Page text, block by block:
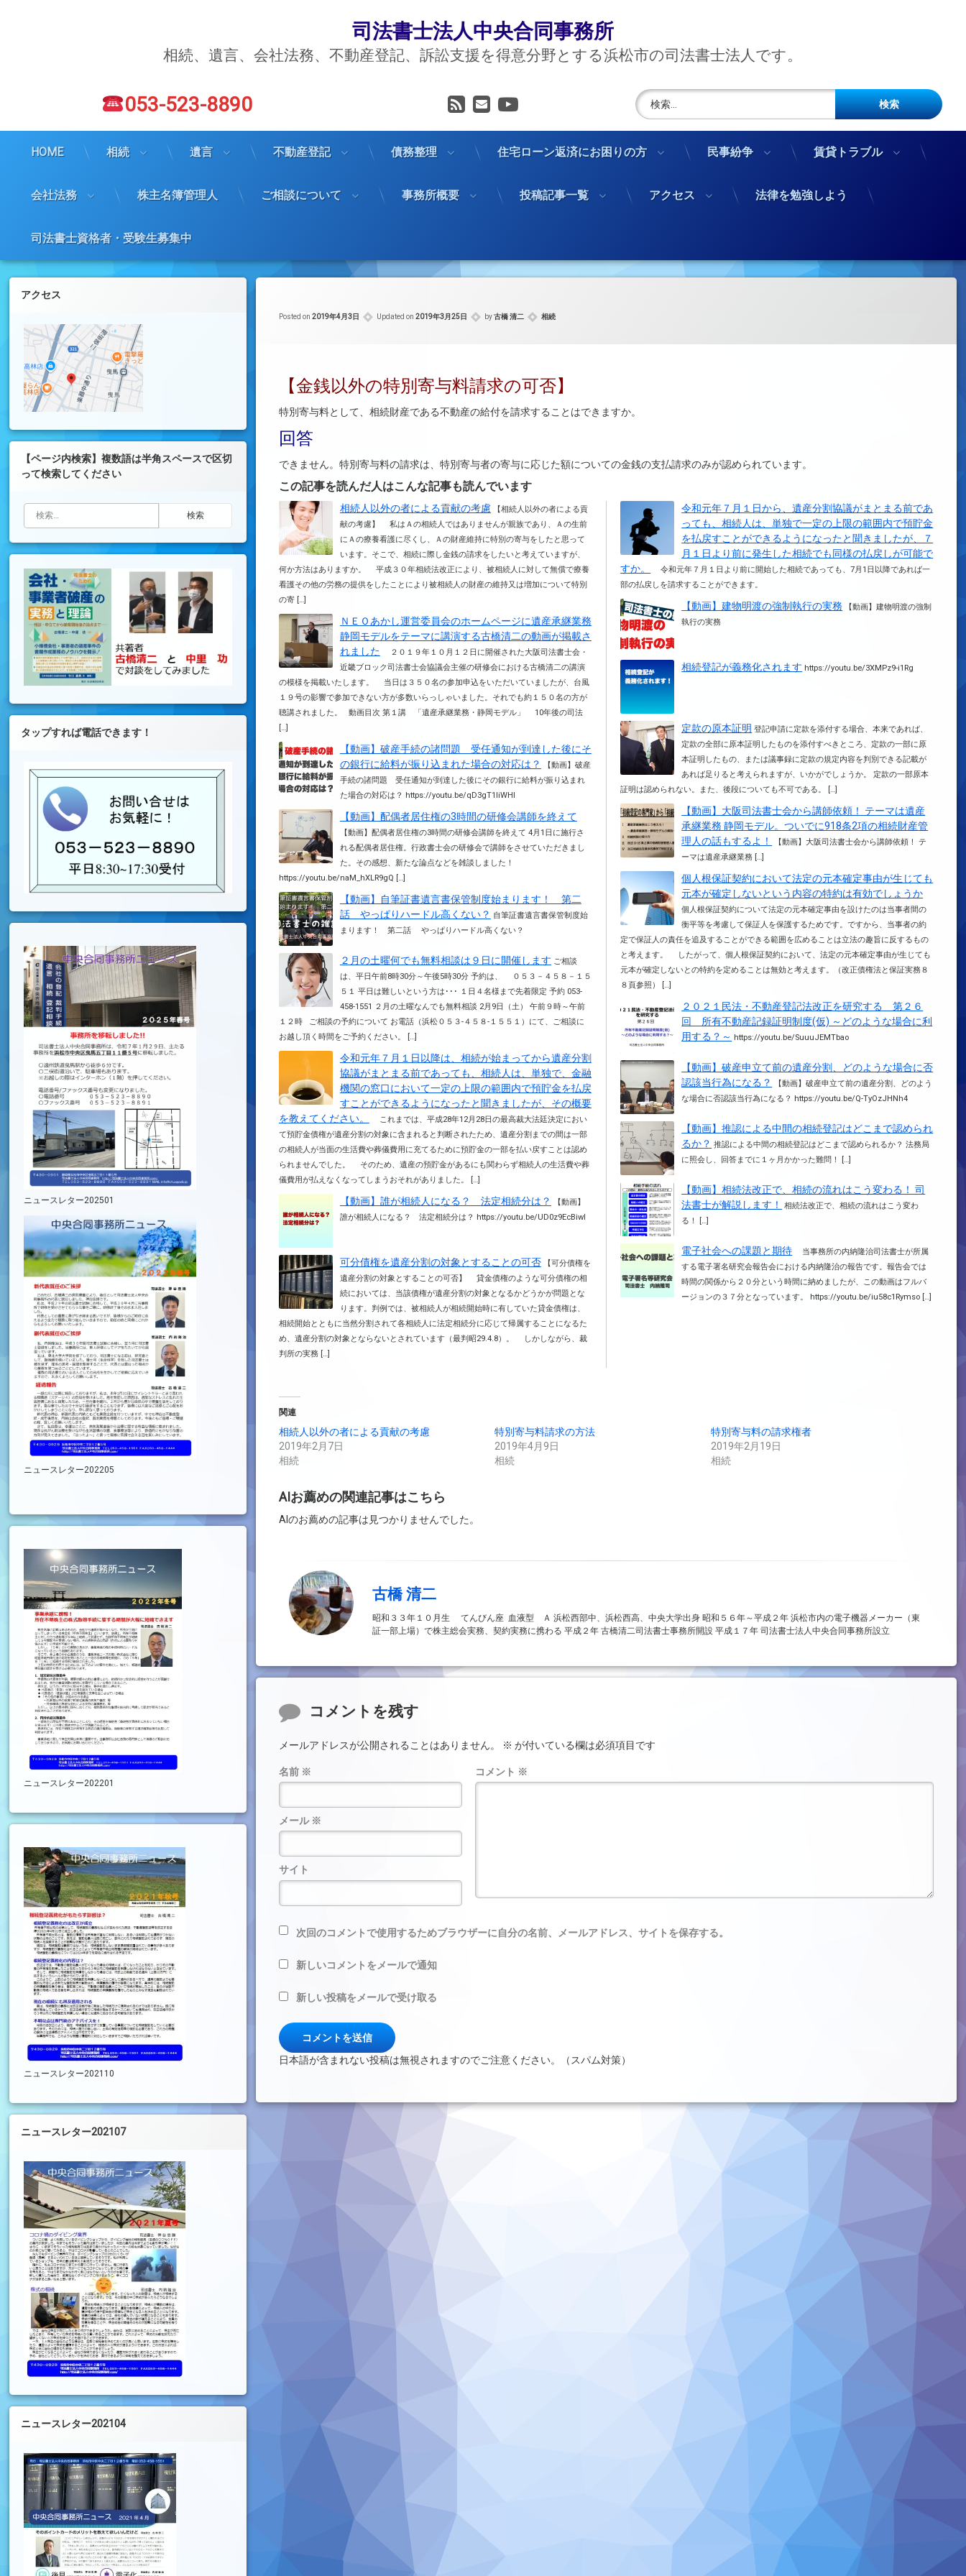
司法書士法人中央合同事務所
相続、遺言、会社法務、不動産登記、訴訟支援を得意分野とする浜松市の司法書士法人です。
電話番号:
053-523-8890 RSSメールアドレス
YouTube 検索:
HOME 相続 遺言 不動産登記 債務整理 住宅ローン返済にお困りの方 民事紛争 賃貸トラブル
会社法務 株主名簿管理人 ご相談について 事務所概要 投稿記事一覧 アクセス 法律を勉強しよう
司法書士資格者・受験生募集中
Posted on 2019年4月3日 Updated on 2019年3月25日 by古橋 清二 カテゴリー:
相続
【金銭以外の特別寄与料請求の可否】
特別寄与料として、相続財産である不動産の給付を請求することはできますか。
回答
できません。特別寄与料の請求は、特別寄与者の寄与に応じた額についての金銭の支払請求のみが認められています。
この記事を読んだ人はこんな記事も読んでいます
相続人以外の者による貢献の考慮
【相続人以外の者による貢
献の考慮】 私はＡの相続人ではありませんが親族であり、Ａの生前
にＡの療養看護に尽くし、Ａの財産維持に特別の寄与をしたと思って
います。そこで、相続に際し金銭の請求をしたいと考えていますが、
何か方法はありますか。 平成３０年相続法改正により、被相続人に対して無償で療養
看護その他の労務の提供をしたことにより被相続人の財産の維持又は増加について特別
の寄 […]
ＮＥＯあかし運営委員会のホームページに遺産承継業務
静岡モデルをテーマに講演する古橋清二の動画が掲載さ
れました
２０１９年１０月１２日に開催された大阪司法書士会・
近畿ブロック司法書士会協議会主催の研修会における古橋清二の講演
の模様を掲載いたします。 当日は３５０名の参加申込をいただいていましたが、台風
１９号の影響で参加できない方が多数いらっしゃいました。それでも約１５０名の方が
聴講されました。 動画目次 第１講 「遺産承継業務・静岡モデル」 10年後の司法
[…]
【動画】破産手続の諸問題 受任通知が到達した後にそ
の銀行に給料が振り込まれた場合の対応は？
【動画】破産
手続の諸問題 受任通知が到達した後にその銀行に給料が振り込まれ
た場合の対応は？ https://youtu.be/qD3gT1liWHI
【動画】配偶者居住権の3時間の研修会講師を終えて
【動画】配偶者居住権の3時間の研修会講師を終えて 4月1日に施行さ
れる配偶者居住権。行政書士会の研修会で講師をさせていただきまし
た。その感想、新たな論点などを雑談しました！
https://youtu.be/naM_hXLR9gQ […]
【動画】自筆証書遺言書保管制度始まります！ 第二
話 やっぱりハードル高くない？ 自筆証書遺言書保管制度始
まります！ 第二話 やっぱりハードル高くない？
２月の土曜何でも無料相談は９日に開催します ご相談
は、平日午前8時30分～午後5時30分 予約は、 ０５３－４５８－１５
５１ 平日は難しいという方は･･･ １日４名様まで先着限定 予約 053-
458-1551 ２月の土曜なんでも無料相談 2月9日（土） 午前９時～午前
１２時 ご相談の予約について お電話（浜松０５３-４５８-１５５１）にて、ご相談に
お越し頂く時間をご予約ください。 […]
令和元年７月１日以降は、相続が始まってから遺産分割
協議がまとまる前であっても、相続人は、単独で、金融
機関の窓口において一定の上限の範囲内で預貯金を払戻
すことができるようになったと聞きましたが、その概要
を教えてください。
これまでは、平成28年12月28日の最高裁大法廷決定におい
て預貯金債権が遺産分割の対象に含まれると判断されたため、遺産分割までの間は一部
の相続人が当面の生活費や葬儀費用に充てるために預貯金の一部を払い戻すことは認め
られませんでした。 そのため、遺産の預貯金があるにも関わらず相続人の生活費や葬
儀費用が払えなくなってしまうおそれがありました。 […]
【動画】誰が相続人になる？ 法定相続分は？
【動画】
誰が相続人になる？ 法定相続分は？ https://youtu.be/UD0z9EcBiwI
可分債権を遺産分割の対象とすることの可否
【可分債権を
遺産分割の対象とすることの可否】 貸金債権のような可分債権の相
続においては、当該債権が遺産分割の対象となるかどうかが問題とな
ります。判例では、被相続人が相続開始時に有していた貸金債権は、
相続開始とともに当然分割されて各相続人に法定相続分に応じて帰属することになるた
め、遺産分割の対象とならないとされています（最判昭29.4.8）。 しかしながら、裁
判所の実務 […]
令和元年７月１日から、遺産分割協議がまとまる前であ
っても、相続人は、単独で一定の上限の範囲内で預貯金
を払戻すことができるようになったと聞きましたが、７
月１日より前に発生した相続でも同様の払戻しが可能で
すか。
令和元年７月１日より前に開始した相続であっても、7月1日以降であれば一
部の払戻しを請求することができます。
【動画】建物明渡の強制執行の実務
【動画】建物明渡の強制
相続登記が義務化されます https://youtu.be/3XMPz9-i1Rg
定款の原本証明 登記申請に定款を添付する場合、本来であれば、
定款の全部に原本証明したものを添付すべきところ、定款の一部に原
本証明したもの、または議事録に定款の規定内容を判別できる記載が
あれば足りると考えられますが、いかがでしょうか。 定款の一部原本
証明は認められない。また、後段についても不可である。 […]
【動画】大阪司法書士会から講師依頼！ テーマは遺産
承継業務 静岡モデル。ついでに918条2項の相続財産管
理人の話もするよ！
【動画】大阪司法書士会から講師依頼！ テ
ーマは遺産承継業務 […]
個人根保証契約において法定の元本確定事由が生じても
元本が確定しないという内容の特約は有効でしょうか
個人根保証契約について法定の元本確定事由を設けたのは当事者間の
衡平等を考慮して保証人を保護するためです。ですから、当事者の約
定で保証人の責任を追及することができる範囲を広めることは立法の趣旨に反するもの
と考えます。 したがって、個人根保証契約において、法定の元本確定事由が生じても
元本が確定しないとの特約を定めることは無効と考えます。（改正債権法と保証実務８
８頁参照） […]
２０２１民法・不動産登記法改正を研究する 第２６
回 所有不動産記録証明制度(仮) ～どのような場合に利
用する？～ https://youtu.be/SuuuJEMTbao
【動画】破産申立て前の遺産分割、どのような場合に否
認該当行為になる？
【動画】破産申立て前の遺産分割、どのよう
な場合に否認該当行為になる？ https://youtu.be/Q-TyOzJHNh4
【動画】推認による中間の相続登記はどこまで認められ
るか？ 推認による中間の相続登記はどこまで認められるか？ 法務局
に照会し、回答までに１ヶ月かかった難問！ […]
【動画】相続法改正で、相続の流れはこう変わる！ 司
法書士が解説します！
相続法改正で、相続の流れはこう変わ
る！ […]
電子社会への課題と期待
当事務所の内納隆治司法書士が所属
する電子署名研究会報告会における内納隆治の報告です。報告会では
時間の関係から２０分という時間に納めましたが、この動画はフルバ
ージョンの３７分となっています。 https://youtu.be/iu58c1Rymso […]
関連
相続人以外の者による貢献の考慮
2019年2月7日
相続
特別寄与料請求の方法
2019年4月9日
相続
特別寄与料の請求権者
2019年2月19日
相続
AIお薦めの関連記事はこちら
AIのお薦めの記事は見つかりませんでした。
古橋 清二
昭和３３年１０月生 てんびん座 血液型 Ａ 浜松西部中、浜松西高、中央大学出身 昭和５６年～平成２年 浜松市内の電子機器メーカー（東
証一部上場）で株主総会実務、契約実務に携わる 平成２年 古橋清二司法書士事務所開設 平成１７年 司法書士法人中央合同事務所設立
コメントコメントを残す
メールアドレスが公開されることはありません。 ※ が付いている欄は必須項目です
コメント ※
名前 ※
メール ※
サイト
次回のコメントで使用するためブラウザーに自分の名前、メールアドレス、サイトを保存する。
新しいコメントをメールで通知
新しい投稿をメールで受け取る
日本語が含まれない投稿は無視されますのでご注意ください。（スパム対策）
左サイドバー
アクセス
【ページ内検索】複数語は半角スペースで区切
って検索してください
検索:
タップすれば電話できます！
ニュースレター202501
ニュースレター202205
ニュースレター202201
ニュースレター202110
ニュースレター202107
ニュースレター202104